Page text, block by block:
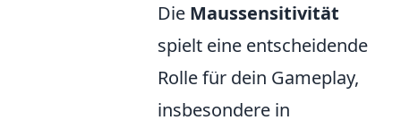
Die Maussensitivität
spielt eine entscheidende
Rolle für dein Gameplay,
insbesondere in